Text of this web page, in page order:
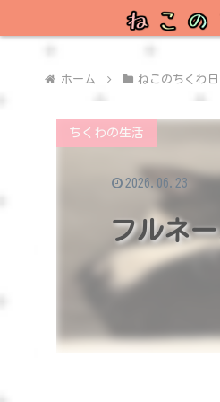
ホーム ねこのちくわ
フルネ
ちくわの生活
2026.06.23